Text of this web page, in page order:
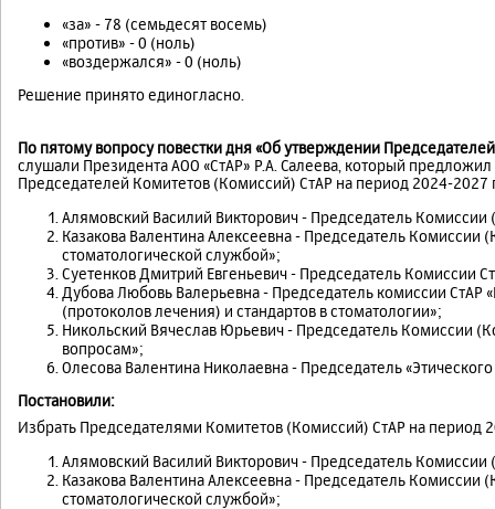
«за» - 78 (семьдесят восемь)
«против» - 0 (ноль)
«воздержался» - 0 (ноль)
Решение принято единогласно.
По пятому вопросу повестки дня «Об утверждении
слушали Президента АОО «СтАР» Р.А. Салеева, который
Председателей Комитетов (Комиссий) СтАР на период 2024-2027
Алямовский Василий Викторович - Председатель
Казакова Валентина Алексеевна - Председатель Комиссии
стоматологической службой»;
Суетенков Дмитрий Евгеньевич - Председатель Комиссии
Дубова Любовь Валерьевна - Председатель комиссии СтАР
(протоколов лечения) и стандартов в стоматологии»;
Никольский Вячеслав Юрьевич - Председатель Комиссии
вопросам»;
Олесова Валентина Николаевна - Председатель
Постановили:
Избрать Председателями Комитетов (Комиссий) СтАР на период
Алямовский Василий Викторович - Председатель
Казакова Валентина Алексеевна - Председатель Комиссии
стоматологической службой»;